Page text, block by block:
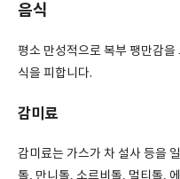
음식
평소 만성적으로 복부 팽만감
식을 피합니다.
감미료
감미료는 가스가 차 설사 등을